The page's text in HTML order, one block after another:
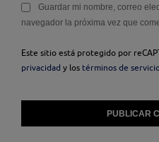
Guardar mi nombre, correo
navegador la próxima vez que
Este sitio está protegido por
privacidad y los términos de